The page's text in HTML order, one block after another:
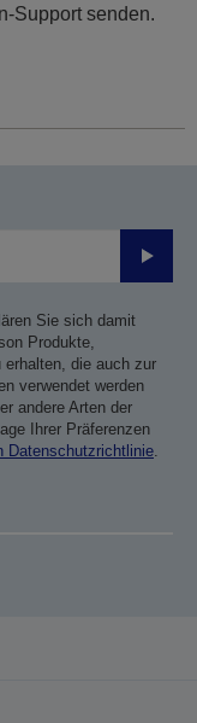
Support senden.
Sie sich damit
Produkte,
die auch zur
verwendet werden
andere Arten der
Ihrer Präferenzen
Datenschutzrichtlinie.